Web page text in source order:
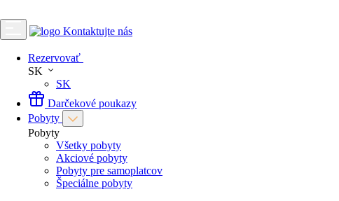
Kontaktujte nás
Rezervovať
SK
SK
Darčekové poukazy
Pobyty
Pobyty
Všetky pobyty
Akciové pobyty
Pobyty pre samoplatcov
Špeciálne pobyty